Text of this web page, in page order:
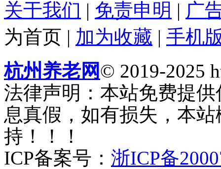
关于我们 | 免责申明 | 广
为首页 | 加为收藏 | 手机
杭州养老网© 2019-2025
法律声明：本站免费提
息真假，如有损失，本
持！！！
ICP备案号： 浙ICP备